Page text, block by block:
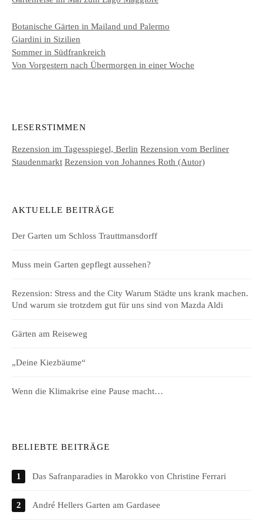
Botanische Gärten in Mailand und Palermo
Giardini in Sizilien
Sommer in Südfrankreich
Von Vorgestern nach Übermorgen in einer Woche
LESERSTIMMEN
Rezension im Tagesspiegel, Berlin Rezension vom Berliner
Staudenmarkt Rezension von Johannes Roth (Autor)
AKTUELLE BEITRÄGE
Der Garten um Schloss Trauttmansdorff
Muss mein Garten gepflegt aussehen?
Rezension: Stress and the City Warum Städte uns krank machen.
Und warum sie trotzdem gut für uns sind von Mazda Aldi
Gärten am Reiseweg
„Deine Kiezbäume“
Wenn die Klimakrise eine Pause macht…
BELIEBTE BEITRÄGE
Das Safranparadies in Marokko von Christine Ferrari
André Hellers Garten am Gardasee